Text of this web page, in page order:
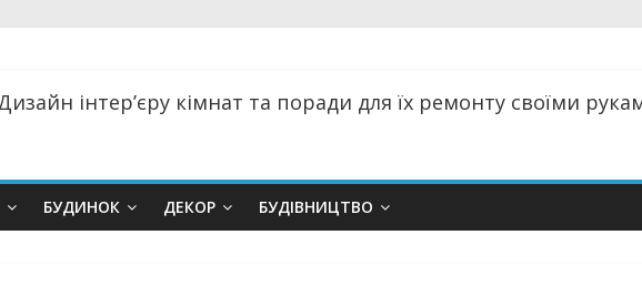
інтер’єру кімнат та поради для їх ремонту своїми
БУДИНОК ДЕКОР БУДІВНИЦТВО